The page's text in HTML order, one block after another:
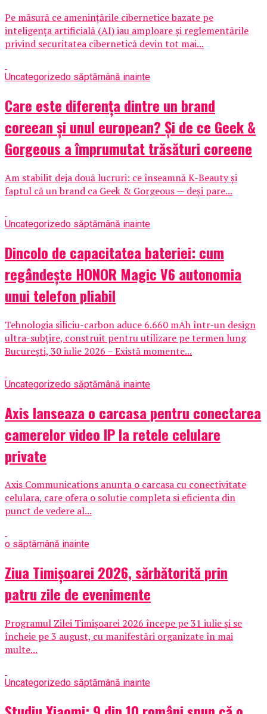
Pe măsură ce amenințările cibernetice bazate pe
inteligența artificială (AI) iau amploare și reglementările
privind securitatea cibernetică devin tot mai...
Uncategorizedo săptămână inainte
Care este diferența dintre un brand
coreean și unul european? Și de ce Geek &
Gorgeous a împrumutat trăsături coreene
Am stabilit deja două lucruri: ce înseamnă K-Beauty și
faptul că un brand ca Geek & Gorgeous — deși pare...
Uncategorizedo săptămână inainte
Dincolo de capacitatea bateriei: cum
regândește HONOR Magic V6 autonomia
unui telefon pliabil
Tehnologia siliciu-carbon aduce 6.660 mAh într-un design
ultra-subțire, construit pentru utilizare pe termen lung
București, 30 iulie 2026 – Există momente...
Uncategorizedo săptămână inainte
Axis lanseaza o carcasa pentru conectarea
camerelor video IP la retele celulare
private
Axis Communications anunta o carcasa cu conectivitate
celulara, care ofera o solutie completa si eficienta din
punct de vedere al...
o săptămână inainte
Ziua Timișoarei 2026, sărbătorită prin
patru zile de evenimente
Programul Zilei Timișoarei 2026 începe pe 31 iulie și se
încheie pe 3 august, cu manifestări organizate în mai
multe...
Uncategorizedo săptămână inainte